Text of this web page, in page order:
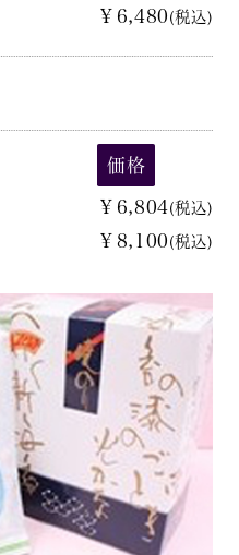
￥6,480 (税込)
価格
￥6,804(税込)
￥8,100 (税込)